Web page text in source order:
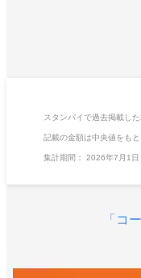
スタンバイで過去掲載し
記載の金額は中央値をも
集計期間： 2026年7月1日
「コ